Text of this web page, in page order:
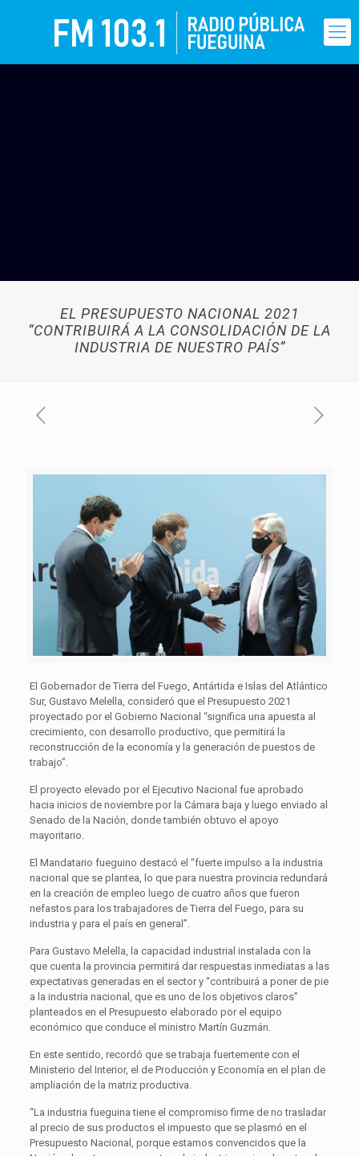
EL PRESUPUESTO NACIONAL 2021
“CONTRIBUIRÁ A LA CONSOLIDACIÓN DE LA
INDUSTRIA DE NUESTRO PAÍS”
El Gobernador de Tierra del Fuego, Antártida e Islas del Atlántico
Sur, Gustavo Melella, consideró que el Presupuesto 2021
proyectado por el Gobierno Nacional “significa una apuesta al
crecimiento, con desarrollo productivo, que permitirá la
reconstrucción de la economía y la generación de puestos de
trabajo”.
El proyecto elevado por el Ejecutivo Nacional fue aprobado
hacia inicios de noviembre por la Cámara baja y luego enviado al
Senado de la Nación, donde también obtuvo el apoyo
mayoritario.
El Mandatario fueguino destacó el “fuerte impulso a la industria
nacional que se plantea, lo que para nuestra provincia redundará
en la creación de empleo luego de cuatro años que fueron
nefastos para los trabajadores de Tierra del Fuego, para su
industria y para el país en general”.
Para Gustavo Melella, la capacidad industrial instalada con la
que cuenta la provincia permitirá dar respuestas inmediatas a las
expectativas generadas en el sector y “contribuirá a poner de pie
a la industria nacional, que es uno de los objetivos claros”
planteados en el Presupuesto elaborado por el equipo
económico que conduce el ministro Martín Guzmán.
En este sentido, recordó que se trabaja fuertemente con el
Ministerio del Interior, el de Producción y Economía en el plan de
ampliación de la matriz productiva.
“La industria fueguina tiene el compromiso firme de no trasladar
al precio de sus productos el impuesto que se plasmó en el
Presupuesto Nacional, porque estamos convencidos que la